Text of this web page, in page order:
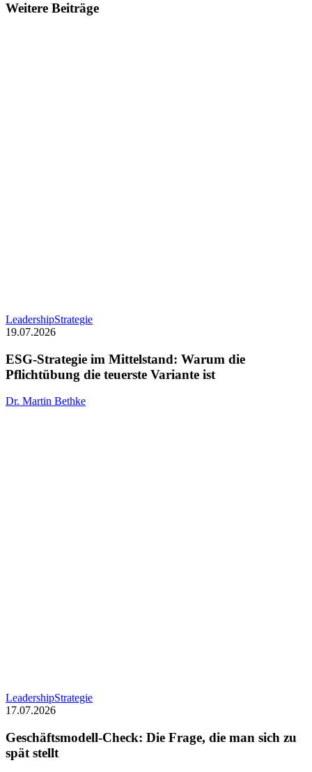
Weitere Beiträge
LeadershipStrategieESG-
Mittelstand:
Warum
die
19.07.2026
ESG-Strategie im Mittelstand: Warum die
Pflichtübung die teuerste Variante ist
Dr. Martin Bethke
LeadershipStrategieGeschäftsmodell-
Frage,
17.07.2026
Geschäftsmodell-Check: Die Frage, die man sich zu
spät stellt